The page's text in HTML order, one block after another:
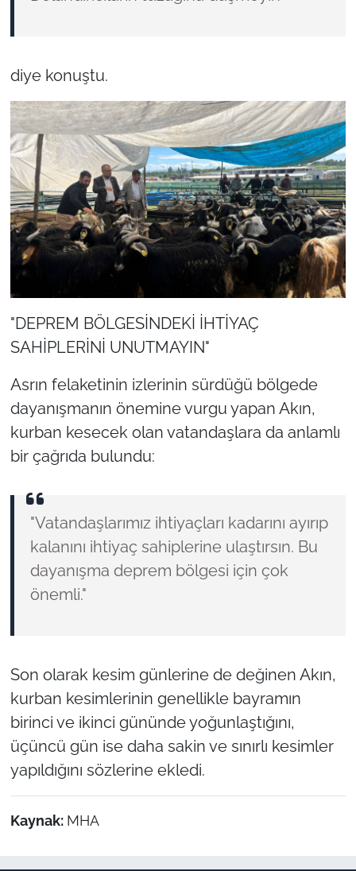
diye konuştu.
"DEPREM BÖLGESİNDEKİ İHTİYAÇ
SAHİPLERİNİ UNUTMAYIN"
Asrın felaketinin izlerinin sürdüğü bölgede
dayanışmanın önemine vurgu yapan Akın,
kurban kesecek olan vatandaşlara da anlamlı
bir çağrıda bulundu:
"Vatandaşlarımız ihtiyaçları kadarını ayırıp
kalanını ihtiyaç sahiplerine ulaştırsın. Bu
dayanışma deprem bölgesi için çok
önemli."
Son olarak kesim günlerine de değinen Akın,
kurban kesimlerinin genellikle bayramın
birinci ve ikinci gününde yoğunlaştığını,
üçüncü gün ise daha sakin ve sınırlı kesimler
yapıldığını sözlerine ekledi.
Kaynak: MHA